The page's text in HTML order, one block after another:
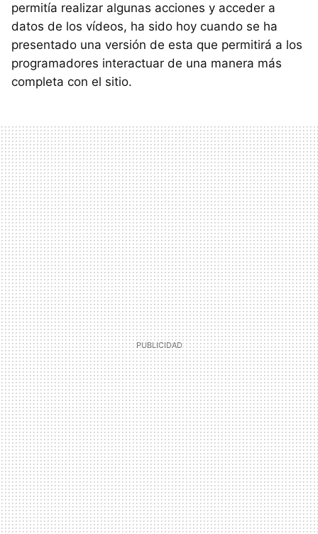
permitía realizar algunas acciones y acceder a
datos de los vídeos, ha sido hoy cuando se ha
presentado una versión de esta que permitirá a los
programadores interactuar de una manera más
completa con el sitio.